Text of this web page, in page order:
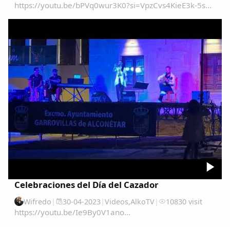
https://youtu.be/bPVq0wur3K0?si=VpzCvs4KieE3k-5s...
Celebraciones del Día del Cazador
Wifredo | 30-04-2023| Videos,AlkoTV| 10830 visit
https://youtu.be/Ie9By0V1ano...